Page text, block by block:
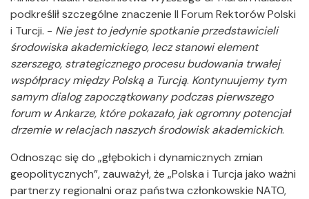
podkreślił szczególne znaczenie II Forum Rektorów Polski
i Turcji. - Nie jest to jedynie spotkanie przedstawicieli
środowiska akademickiego, lecz stanowi element
szerszego, strategicznego procesu budowania trwałej
współpracy między Polską a Turcją. Kontynuujemy tym
samym dialog zapoczątkowany podczas pierwszego
forum w Ankarze, które pokazało, jak ogromny potencjał
drzemie w relacjach naszych środowisk akademickich.
Odnosząc się do „głębokich i dynamicznych zmian
geopolitycznych”, zauważył, że „Polska i Turcja jako ważni
partnerzy regionalni oraz państwa członkowskie NATO,